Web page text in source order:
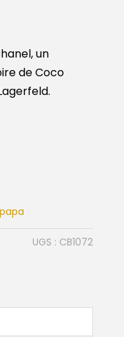
un
de Coco
UGS : CB1072